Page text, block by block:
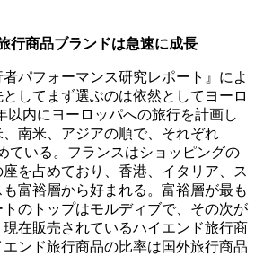
商品ブランドは急速に成長
者パフォーマンス研究レポート』によ
してまず選ぶのは依然としてヨーロ
以内にヨーロッパへの旅行を計画し
南米、アジアの順で、それぞれ
ている。フランスはショッピングの
を占めており、香港、イタリア、ス
富裕層から好まれる。富裕層が最も
のトップはモルディブで、その次が
在販売されているハイエンド旅行商
ンド旅行商品の比率は国外旅行商品